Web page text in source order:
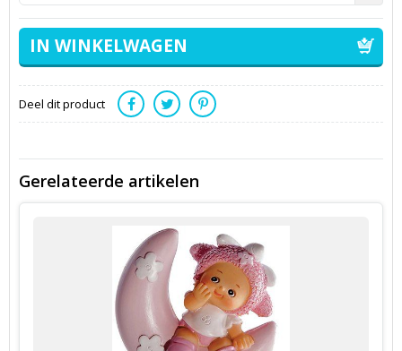
Deel dit product
Gerelateerde artikelen